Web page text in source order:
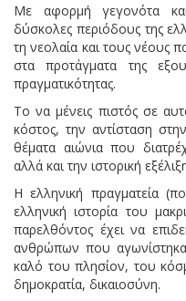
Με αφορμή γεγονότα και
δύσκολες περιόδους της
τη νεολαία και τους νέους
στα προτάγματα της
πραγματικότητας.
Το να μένεις πιστός σε
κόστος, την αντίσταση
θέματα αιώνια που
αλλά και την ιστορική
Η ελληνική πραγματεία
ελληνική ιστορία του
παρελθόντος έχει να
ανθρώπων που
καλό του πλησίον, του
δημοκρατία, δικαιοσύνη.